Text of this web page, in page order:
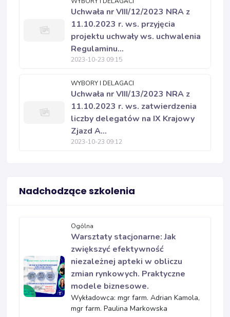
Uchwała nr VIII/12/2023 NRA z
11.10.2023 r. ws. przyjęcia
projektu uchwały ws. uchwalenia
Regulaminu...
2023-10-23 09:15
WYBORY I DELAGACI
Uchwała nr VIII/13/2023 NRA z
11.10.2023 r. ws. zatwierdzenia
liczby delegatów na IX Krajowy
Zjazd A...
2023-10-23 09:12
Nadchodzące szkolenia
Ogólna
Warsztaty stacjonarne: Jak
zwiększyć efektywność
niezależnej apteki w obliczu
zmian rynkowych. Praktyczne
modele biznesowe.
Wykładowca: mgr farm. Adrian Kamola,
mgr farm. Paulina Markowska